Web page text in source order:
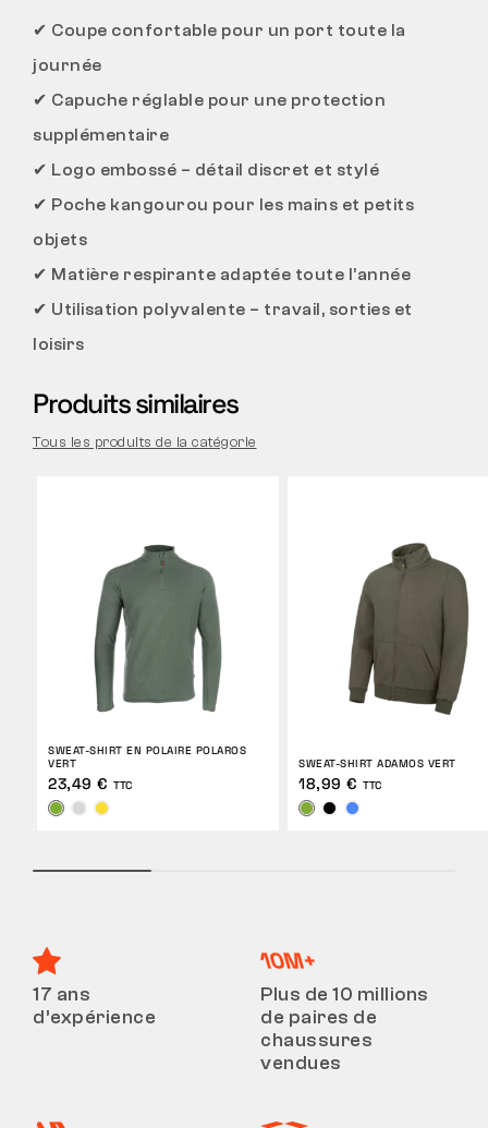
✔ Coupe confortable pour un port toute la
journée
✔ Capuche réglable pour une protection
supplémentaire
✔ Logo embossé – détail discret et stylé
✔ Poche kangourou pour les mains et petits
objets
✔ Matière respirante adaptée toute l’année
✔ Utilisation polyvalente – travail, sorties et
loisirs
Produits similaires
Tous les produits de la catégorie
SWEAT-SHIRT EN POLAIRE POLAROS
VERT
23,49 € TTC
SWEAT-SHIRT ADAMOS VERT
18,99 € TTC
17 ans
d’expérience
Plus de 10 millions
de paires de
chaussures
vendues